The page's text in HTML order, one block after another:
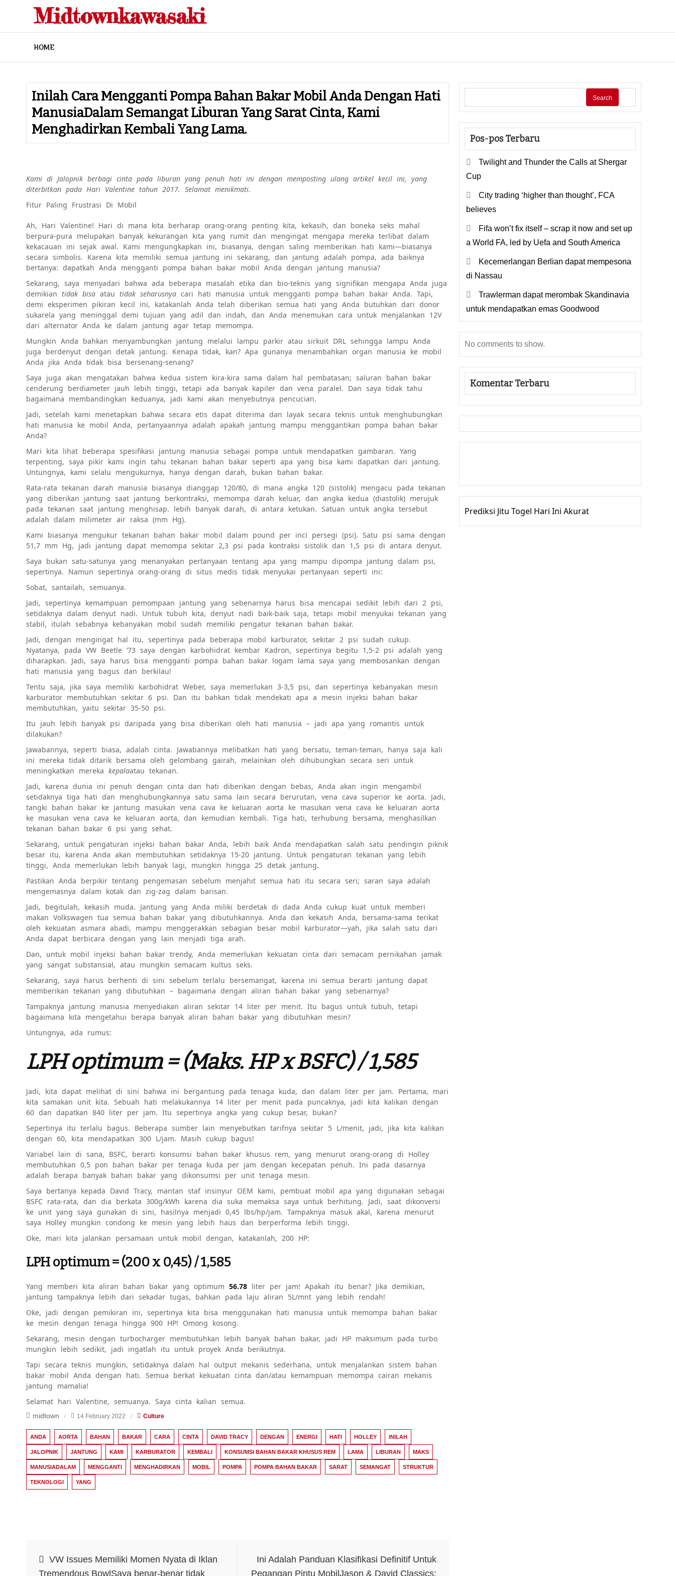
content
Midtownkawasaki
HOME
Inilah Cara Mengganti Pompa Bahan Bakar Mobil Anda Dengan Hati
ManusiaDalam Semangat Liburan Yang Sarat Cinta, Kami
Menghadirkan Kembali Yang Lama.
Kami di Jalopnik berbagi cinta pada liburan yang penuh hati ini dengan memposting ulang artikel kecil ini, yang
diterbitkan pada Hari Valentine tahun 2017. Selamat menikmati.
Fitur Paling Frustrasi Di Mobil
Ah, Hari Valentine! Hari di mana kita berharap orang-orang penting kita, kekasih, dan boneka seks mahal
berpura-pura melupakan banyak kekurangan kita yang rumit dan mengingat mengapa mereka terlibat dalam
kekacauan ini sejak awal. Kami mengungkapkan ini, biasanya, dengan saling memberikan hati kami—biasanya
secara simbolis. Karena kita memiliki semua jantung ini sekarang, dan jantung adalah pompa, ada baiknya
bertanya: dapatkah Anda mengganti pompa bahan bakar mobil Anda dengan jantung manusia?
Sekarang, saya menyadari bahwa ada beberapa masalah etika dan bio-teknis yang signifikan mengapa Anda juga
demikiantidak bisa atautidak seharusnya cari hati manusia untuk mengganti pompa bahan bakar Anda. Tapi,
demi eksperimen pikiran kecil ini, katakanlah Anda telah diberikan semua hati yang Anda butuhkan dari donor
sukarela yang meninggal demi tujuan yang adil dan indah, dan Anda menemukan cara untuk menjalankan 12V
dari alternator Anda ke dalam jantung agar tetap memompa.
Mungkin Anda bahkan menyambungkan jantung melalui lampu parkir atau sirkuit DRL sehingga lampu Anda
juga berdenyut dengan detak jantung. Kenapa tidak, kan? Apa gunanya menambahkan organ manusia ke mobil
Anda jika Anda tidak bisa bersenang-senang?
Saya juga akan mengatakan bahwa kedua sistem kira-kira sama dalam hal pembatasan; saluran bahan bakar
cenderung berdiameter jauh lebih tinggi, tetapi ada banyak kapiler dan vena paralel. Dan saya tidak tahu
bagaimana membandingkan keduanya, jadi kami akan menyebutnya pencucian.
Jadi, setelah kami menetapkan bahwa secara etis dapat diterima dan layak secara teknis untuk menghubungkan
hati manusia ke mobil Anda, pertanyaannya adalah apakah jantung mampu menggantikan pompa bahan bakar
Anda?
Mari kita lihat beberapa spesifikasi jantung manusia sebagai pompa untuk mendapatkan gambaran. Yang
terpenting, saya pikir kami ingin tahu tekanan bahan bakar seperti apa yang bisa kami dapatkan dari jantung.
Untungnya, kami selalu mengukurnya, hanya dengan darah, bukan bahan bakar.
Rata-rata tekanan darah manusia biasanya dianggap 120/80, di mana angka 120 (sistolik) mengacu pada tekanan
yang diberikan jantung saat jantung berkontraksi, memompa darah keluar, dan angka kedua (diastolik) merujuk
pada tekanan saat jantung menghisap. lebih banyak darah, di antara ketukan. Satuan untuk angka tersebut
adalah dalam milimeter air raksa (mm Hg).
Kami biasanya mengukur tekanan bahan bakar mobil dalam pound per inci persegi (psi). Satu psi sama dengan
51,7 mm Hg, jadi jantung dapat memompa sekitar 2,3 psi pada kontraksi sistolik dan 1,5 psi di antara denyut.
Saya bukan satu-satunya yang menanyakan pertanyaan tentang apa yang mampu dipompa jantung dalam psi,
sepertinya. Namun sepertinya orang-orang di situs medis tidak menyukai pertanyaan seperti ini:
Sobat, santailah, semuanya.
Jadi, sepertinya kemampuan pemompaan jantung yang sebenarnya harus bisa mencapai sedikit lebih dari 2 psi,
setidaknya dalam denyut nadi. Untuk tubuh kita, denyut nadi baik-baik saja, tetapi mobil menyukai tekanan yang
stabil, itulah sebabnya kebanyakan mobil sudah memiliki pengatur tekanan bahan bakar.
Jadi, dengan mengingat hal itu, sepertinya pada beberapa mobil karburator, sekitar 2 psi sudah cukup.
Nyatanya, pada VW Beetle ’73 saya dengan karbohidrat kembar Kadron, sepertinya begitu 1,5-2 psi adalah yang
diharapkan. Jadi, saya harus bisa mengganti pompa bahan bakar logam lama saya yang membosankan dengan
hati manusia yang bagus dan berkilau!
Tentu saja, jika saya memiliki karbohidrat Weber, saya memerlukan 3-3,5 psi, dan sepertinya kebanyakan mesin
karburator membutuhkan sekitar 6 psi. Dan itu bahkan tidak mendekati apa a mesin injeksi bahan bakar
membutuhkan, yaitu sekitar 35-50 psi.
Itu jauh lebih banyak psi daripada yang bisa diberikan oleh hati manusia – jadi apa yang romantis untuk
dilakukan?
Jawabannya, seperti biasa, adalah cinta. Jawabannya melibatkan hati yang bersatu, teman-teman, hanya saja kali
ini mereka tidak ditarik bersama oleh gelombang gairah, melainkan olehdihubungkan secara seri untuk
meningkatkan merekakepalaatau tekanan.
Jadi, karena dunia ini penuh dengan cinta dan hati diberikan dengan bebas, Anda akan ingin mengambil
setidaknya tiga hati dan menghubungkannya satu sama lain secara berurutan, vena cava superior ke aorta. Jadi,
tangki bahan bakar ke jantung masukan vena cava ke keluaran aorta ke masukan vena cava ke keluaran aorta
ke masukan vena cava ke keluaran aorta, dan kemudian kembali. Tiga hati, terhubung bersama, menghasilkan
tekanan bahan bakar 6 psi yang sehat.
Sekarang, untuk pengaturan injeksi bahan bakar Anda, lebih baik Anda mendapatkan salah satu pendingin piknik
besar itu, karena Anda akan membutuhkan setidaknya 15-20 jantung. Untuk pengaturan tekanan yang lebih
tinggi, Anda memerlukan lebih banyak lagi, mungkin hingga 25 detak jantung.
Pastikan Anda berpikir tentang pengemasan sebelum menjahit semua hati itu secara seri; saran saya adalah
mengemasnya dalam kotak dan zig-zag dalam barisan.
Jadi, begitulah, kekasih muda. Jantung yang Anda miliki berdetak di dada Anda cukup kuat untuk memberi
makan Volkswagen tua semua bahan bakar yang dibutuhkannya. Anda dan kekasih Anda, bersama-sama terikat
oleh kekuatan asmara abadi, mampu menggerakkan sebagian besar mobil karburator—yah, jika salah satu dari
Anda dapat berbicara dengan yang lain menjadi tiga arah.
Dan, untuk mobil injeksi bahan bakar trendy, Anda memerlukan kekuatan cinta dari semacam pernikahan jamak
yang sangat substansial, atau mungkin semacam kultus seks.
Sekarang, saya harus berhenti di sini sebelum terlalu bersemangat, karena ini semua berarti jantung dapat
memberikan tekanan yang dibutuhkan – bagaimana dengan aliran bahan bakar yang sebenarnya?
Tampaknya jantung manusia menyediakan aliran sekitar 14 liter per menit. Itu bagus untuk tubuh, tetapi
bagaimana kita mengetahui berapa banyak aliran bahan bakar yang dibutuhkan mesin?
Untungnya, ada rumus:
LPH optimum = (Maks. HP x BSFC) / 1,585
Jadi, kita dapat melihat di sini bahwa ini bergantung pada tenaga kuda, dan dalam liter per jam. Pertama, mari
kita samakan unit kita. Sebuah hati melakukannya 14 liter per menit pada puncaknya, jadi kita kalikan dengan
60 dan dapatkan 840 liter per jam. Itu sepertinya angka yang cukup besar, bukan?
Sepertinya itu terlalu bagus. Beberapa sumber lain menyebutkan tarifnya sekitar 5 L/menit, jadi, jika kita kalikan
dengan 60, kita mendapatkan 300 L/jam. Masih cukup bagus!
Variabel lain di sana, BSFC, berarti konsumsi bahan bakar khusus rem, yang menurut orang-orang di Holley
membutuhkan 0,5 pon bahan bakar per tenaga kuda per jam dengan kecepatan penuh. Ini pada dasarnya
adalah berapa banyak bahan bakar yang dikonsumsi per unit tenaga mesin.
Saya bertanya kepada David Tracy, mantan staf insinyur OEM kami, pembuat mobil apa yang digunakan sebagai
BSFC rata-rata, dan dia berkata 300g/kWh karena dia suka memaksa saya untuk berhitung. Jadi, saat dikonversi
ke unit yang saya gunakan di sini, hasilnya menjadi 0,45 lbs/hp/jam. Tampaknya masuk akal, karena menurut
saya Holley mungkin condong ke mesin yang lebih haus dan berperforma lebih tinggi.
Oke, mari kita jalankan persamaan untuk mobil dengan, katakanlah, 200 HP:
LPH optimum = (200 x 0,45) / 1,585
Yang memberi kita aliran bahan bakar yang optimum56.78 liter per jam! Apakah itu benar? Jika demikian,
jantung tampaknya lebih dari sekadar tugas, bahkan pada laju aliran 5L/mnt yang lebih rendah!
Oke, jadi dengan pemikiran ini, sepertinya kita bisa menggunakan hati manusia untuk memompa bahan bakar
ke mesin dengan tenaga hingga 900 HP! Omong kosong.
Sekarang, mesin dengan turbocharger membutuhkan lebih banyak bahan bakar, jadi HP maksimum pada turbo
mungkin lebih sedikit, jadi ingatlah itu untuk proyek Anda berikutnya.
Tapi secara teknis mungkin, setidaknya dalam hal output mekanis sederhana, untuk menjalankan sistem bahan
bakar mobil Anda dengan hati. Semua berkat kekuatan cinta dan/atau kemampuan memompa cairan mekanis
jantung mamalia!
Selamat hari Valentine, semuanya. Saya cinta kalian semua.
midtown 14 February 2022 Culture
ANDA AORTA BAHAN BAKAR CARA CINTA DAVID TRACY DENGAN ENERGI HATI HOLLEY INILAH
JALOPNIK JANTUNG KAMI KARBURATOR KEMBALI KONSUMSI BAHAN BAKAR KHUSUS REM LAMA LIBURAN MAKS
MANUSIADALAM MENGGANTI MENGHADIRKAN MOBIL POMPA POMPA BAHAN BAKAR SARAT SEMANGAT STRUKTUR
TEKNOLOGI YANG
Post
VW Issues Memiliki Momen Nyata di Iklan
Tremendous BowlSaya benar-benar tidak
Ini Adalah Panduan Klasifikasi Definitif Untuk
Pegangan Pintu MobilJason & David Classics:
Search
Pos-pos Terbaru
Twilight and Thunder the Calls at Shergar
Cup
City trading ‘higher than thought’, FCA
believes
Fifa won’t fix itself – scrap it now and set up
a World FA, led by Uefa and South America
Kecemerlangan Berlian dapat mempesona
di Nassau
Trawlerman dapat merombak Skandinavia
untuk mendapatkan emas Goodwood
No comments to show.
Komentar Terbaru
Prediksi Jitu Togel Hari Ini Akurat